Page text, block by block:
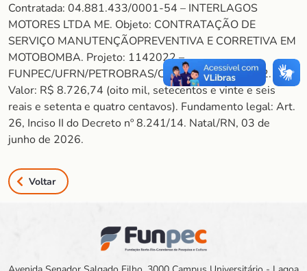
Contratada: 04.881.433/0001-54 – INTERLAGOS
MOTORES LTDA ME. Objeto: CONTRATAÇÃO DE
SERVIÇO MANUTENÇÃOPREVENTIVA E CORRETIVA EM
MOTOBOMBA. Projeto: 1142022 –
FUNPEC/UFRN/PETROBRAS/CONVERSÃO DE CO2.
Valor: R$ 8.726,74 (oito mil, setecentos e vinte e seis
reais e setenta e quatro centavos). Fundamento legal: Art.
26, Inciso II do Decreto nº 8.241/14. Natal/RN, 03 de
junho de 2026.
Voltar